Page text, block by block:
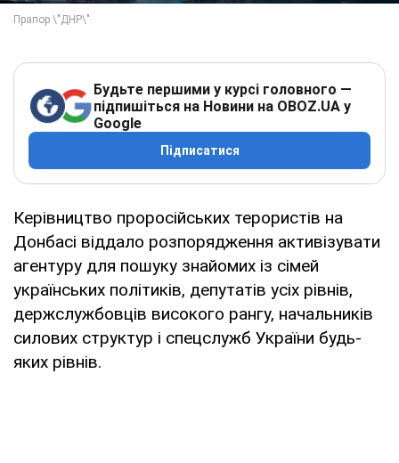
Будьте першими у курсі головного —
підпишіться на Новини на OBOZ.UA у
Google
Підписатися
Керівництво проросійських терористів на
Донбасі віддало розпорядження активізувати
агентуру для пошуку знайомих із сімей
українських політиків, депутатів усіх рівнів,
держслужбовців високого рангу, начальників
силових структур і спецслужб України будь-
яких рівнів.